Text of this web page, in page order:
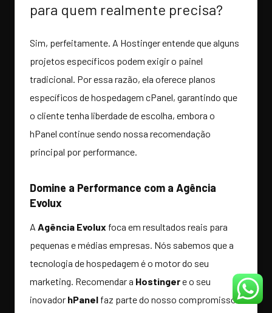
para quem realmente precisa?
Sim, perfeitamente. A Hostinger entende que alguns
projetos específicos podem exigir o painel
tradicional. Por essa razão, ela oferece planos
específicos de hospedagem cPanel, garantindo que
o cliente tenha liberdade de escolha, embora o
hPanel continue sendo nossa recomendação
principal por performance.
Domine a Performance com a Agência
Evolux
A Agência Evolux foca em resultados reais para
pequenas e médias empresas. Nós sabemos que a
tecnologia de hospedagem é o motor do seu
marketing. Recomendar a Hostingere o seu
inovador hPanel faz parte do nosso compromisso